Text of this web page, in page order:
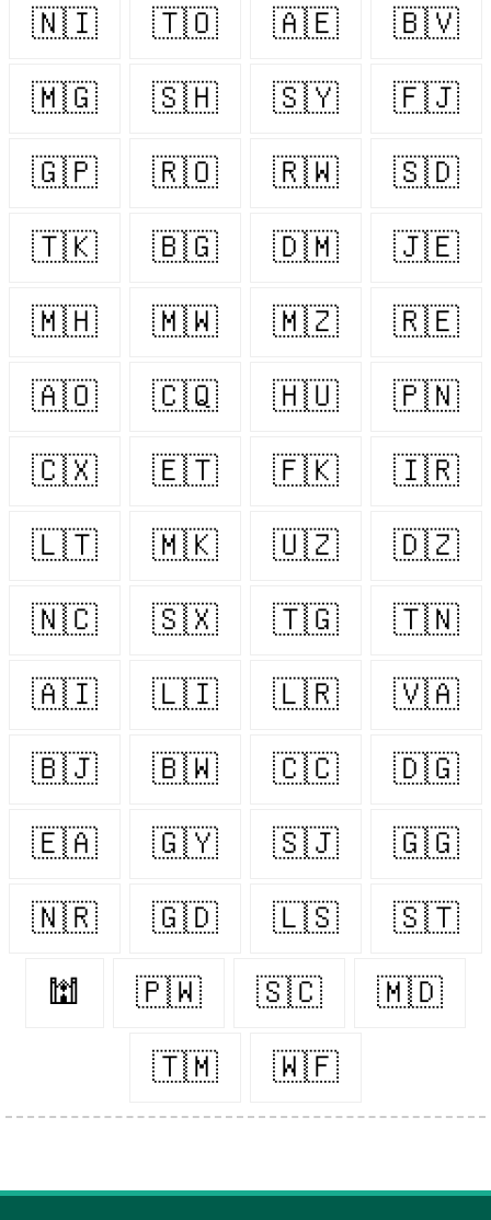
🇳🇮 🇹🇴 🇦🇪 🇧🇻
🇲🇬 🇸🇭 🇸🇾 🇫🇯
🇬🇵 🇷🇴 🇷🇼 🇸🇩
🇹🇰 🇧🇬 🇩🇲 🇯🇪
🇲🇭 🇲🇼 🇲🇿 🇷🇪
🇦🇴 🇨🇶 🇭🇺 🇵🇳
🇨🇽 🇪🇹 🇫🇰 🇮🇷
🇱🇹 🇲🇰 🇺🇿 🇩🇿
🇳🇨 🇸🇽 🇹🇬 🇹🇳
🇦🇮 🇱🇮 🇱🇷 🇻🇦
🇧🇯 🇧🇼 🇨🇨 🇩🇬
🇪🇦 🇬🇾 🇸🇯 🇬🇬
🇳🇷 🇬🇩 🇱🇸 🇸🇹
🕍 🇵🇼 🇸🇨 🇲🇩
🇹🇲 🇼🇫